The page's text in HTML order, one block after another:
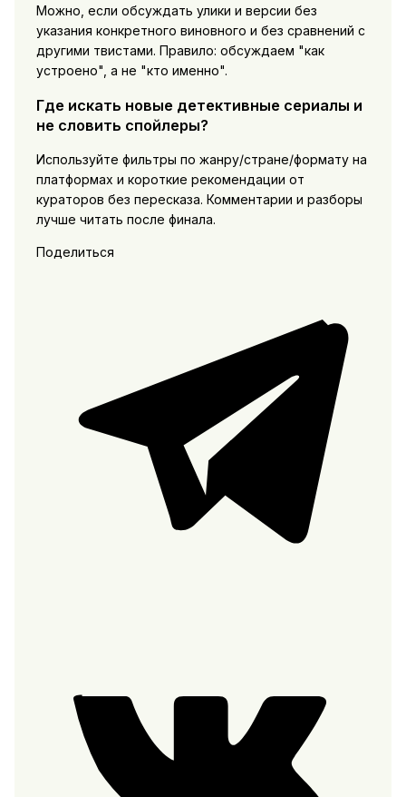
Можно, если обсуждать улики и версии без
указания конкретного виновного и без сравнений с
другими твистами. Правило: обсуждаем "как
устроено", а не "кто именно".
Где искать новые детективные сериалы и
не словить спойлеры?
Используйте фильтры по жанру/стране/формату на
платформах и короткие рекомендации от
кураторов без пересказа. Комментарии и разборы
лучше читать после финала.
Поделиться